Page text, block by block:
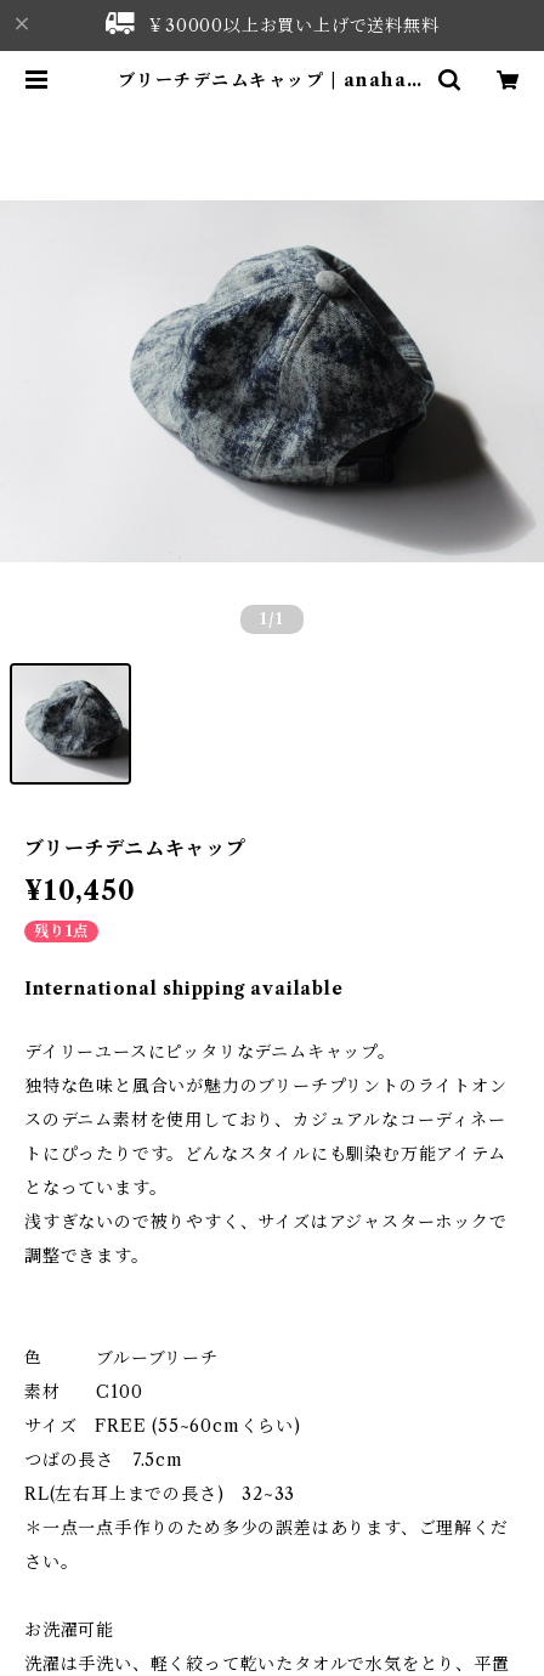
￥30000以上お買い上げで送料無料
ブリーチデニムキャップ | anahats
1 /1
ブリーチデニムキャップ
¥10,450
残り1点
International shipping available
デイリーユースにピッタリなデニムキャップ。
独特な色味と風合いが魅力のブリーチプリントのライトオン
スのデニム素材を使用しており、カジュアルなコーディネー
トにぴったりです。どんなスタイルにも馴染む万能アイテム
となっています。
浅すぎないので被りやすく、サイズはアジャスターホックで
調整できます。
色 ブルーブリーチ
素材 C100
サイズ FREE (55~60cmくらい)
つばの長さ 7.5cm
RL(左右耳上までの長さ) 32~33
＊一点一点手作りのため多少の誤差はあります、ご理解くだ
さい。
お洗濯可能
洗濯は手洗い、軽く絞って乾いたタオルで水気をとり、平置